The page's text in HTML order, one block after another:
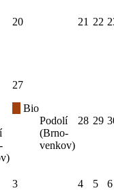
20 21 22
27
Bio
Podolí
(Brno-
venkov)
28 29
3 4 5
6